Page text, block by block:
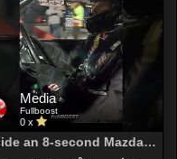
Media
Fullboost
0 x
Inside an 8-second Mazda 13B turbo RX3 street car.